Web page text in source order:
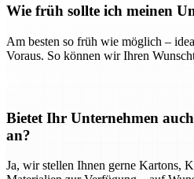
Wie früh sollte ich meinen
Am besten so früh wie möglich –
Voraus. So können wir Ihren
Bietet Ihr Unternehmen
an?
Ja, wir stellen Ihnen gerne Kartons,